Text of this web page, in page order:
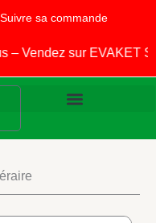
Suivre sa commande
sur EVAKET